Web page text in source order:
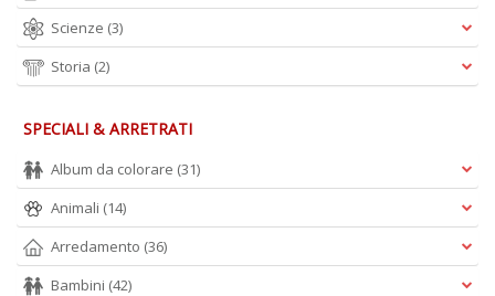
Scienze (3)
Storia (2)
SPECIALI & ARRETRATI
Album da colorare (31)
Animali (14)
Arredamento (36)
Bambini (42)